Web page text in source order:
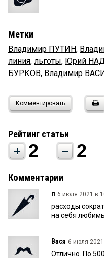
Метки
Владимир ПУТИН,
линия, льготы, Юрий
БУРКОВ, Владимир
Комментировать
Рейтинг статьи
2 2
Комментарии
п 6 июля 2021 в
расходы
на себя
Вася 6 июля
Отлично. По